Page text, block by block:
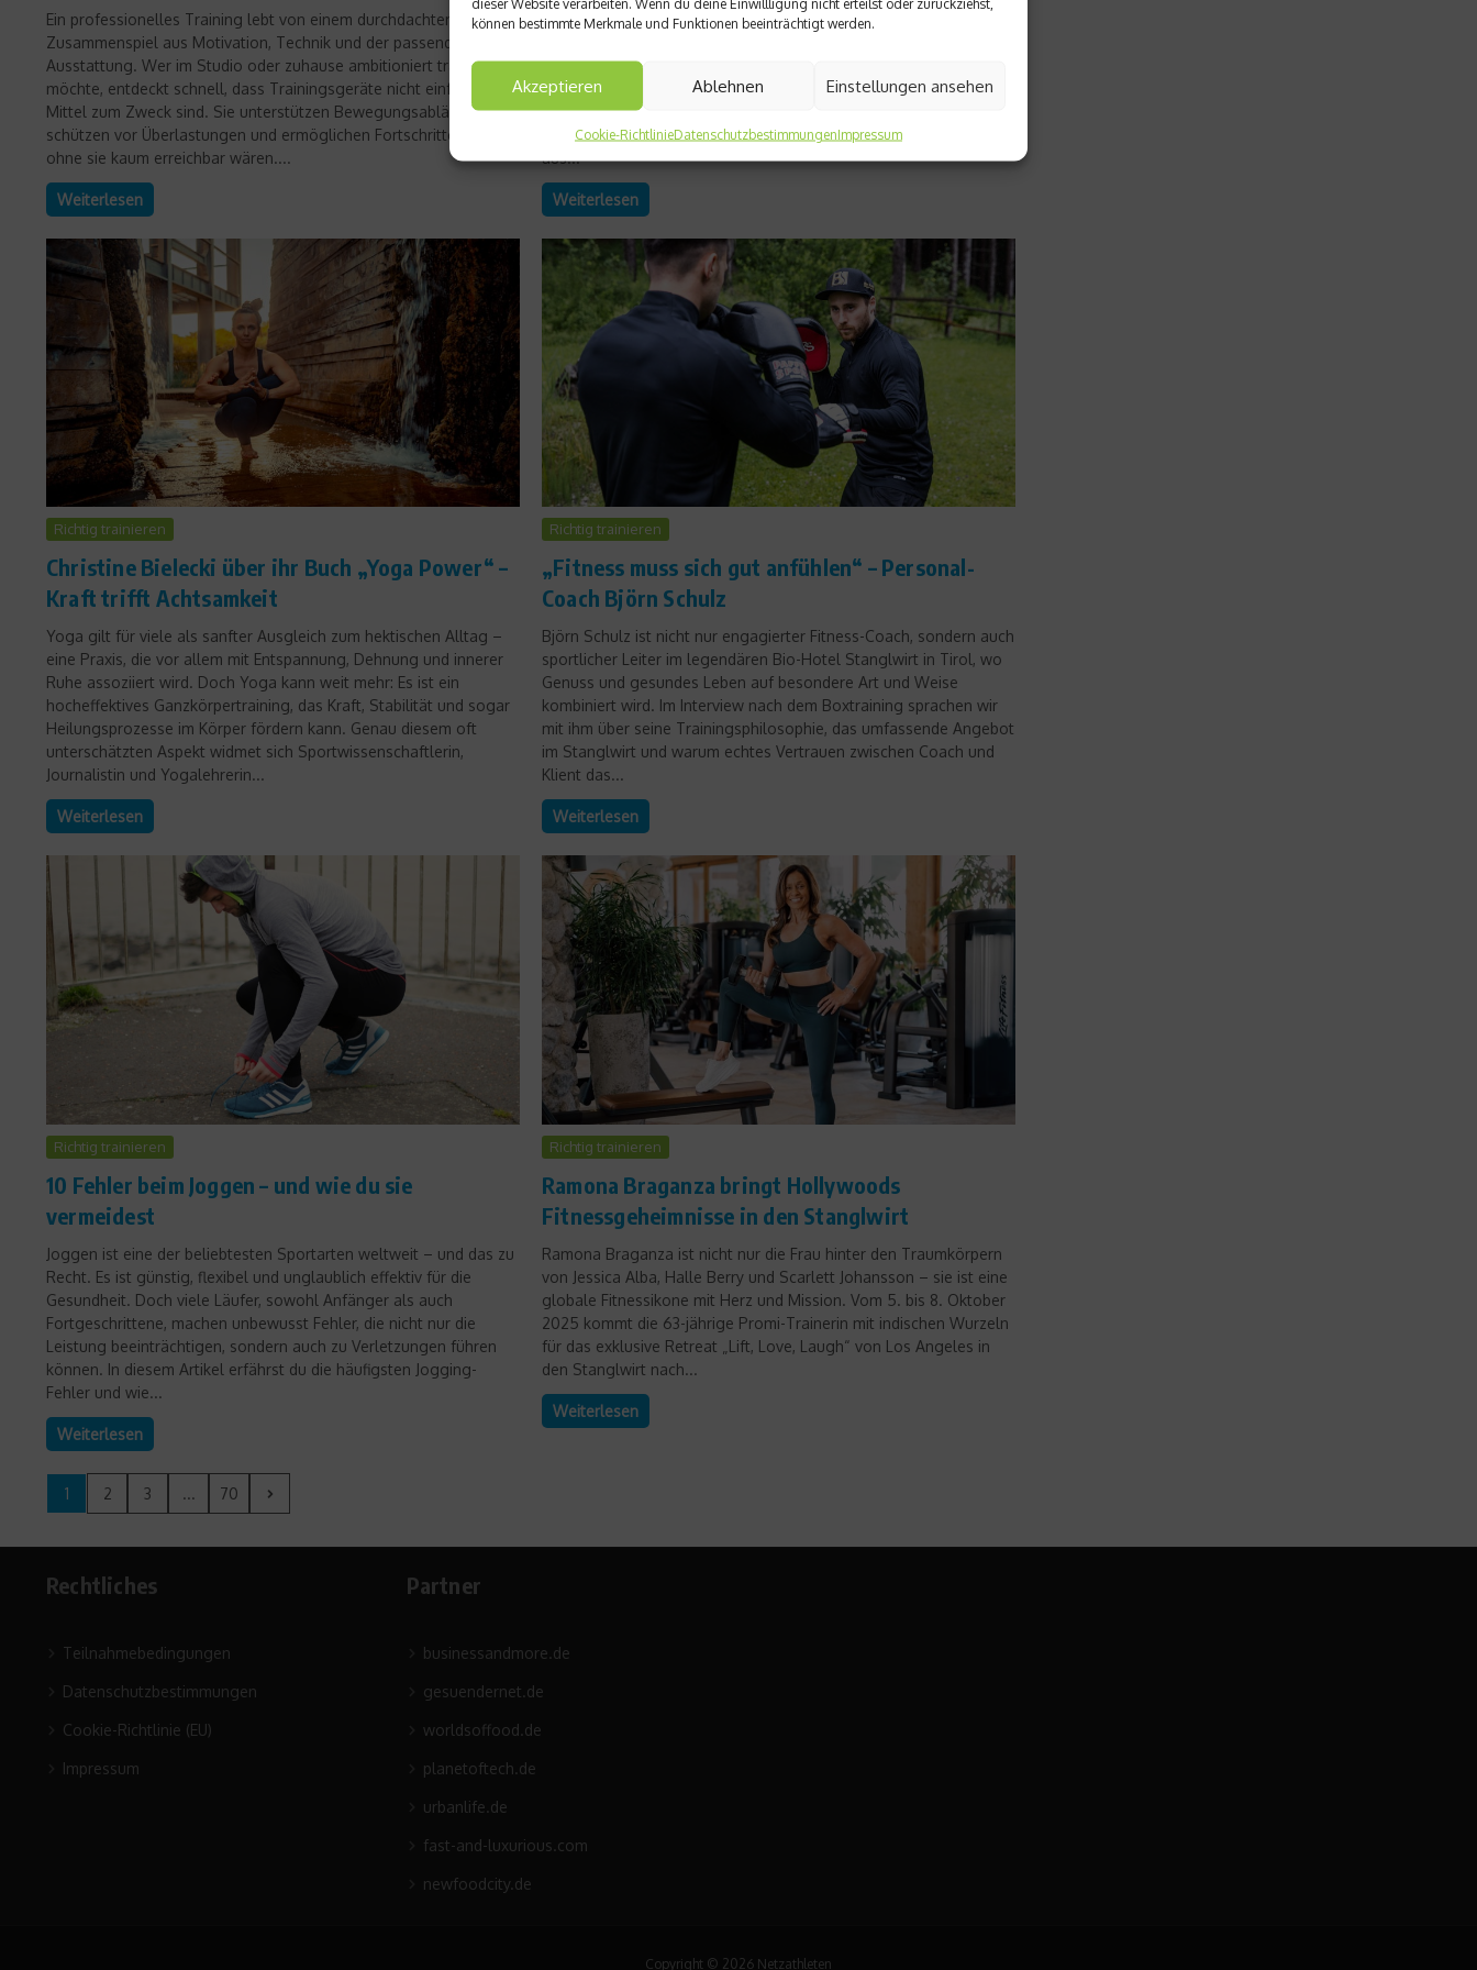
dieser Website verarbeiten. Wenn du deine Einwillligung nicht erteilst oder zurückziehst,
können bestimmte Merkmale und Funktionen beeinträchtigt werden.
Akzeptieren Ablehnen Einstellungen ansehen
Cookie-RichtlinieDatenschutzbestimmungenImpressum
Ein professionelles Training lebt von einem durchdachten
Zusammenspiel aus Motivation, Technik und der passenden
Ausstattung. Wer im Studio oder zuhause ambitioniert trainieren
möchte, entdeckt schnell, dass Trainingsgeräte nicht einfach nur
Mittel zum Zweck sind. Sie unterstützen Bewegungsabläufe,
schützen vor Überlastungen und ermöglichen Fortschritte, die
ohne sie kaum erreichbar wären....
Weiterlesen
Ein schneller Pass, ein präziser Schlag, ein geübter Blick – viele
Auge. Visuelle Leistungsfähigkeit ist ein oft unterschätzter Teil
des Trainings, obwohl sie entscheidend darüber bestimmt, wie
schnell Reize erkannt und Bewegungen umgesetzt werden. Ob im
Teamsport, beim Schießen oder im Alltag – das Zusammenspiel
aus...
Weiterlesen
Richtig trainieren
Christine Bielecki über ihr Buch „Yoga Power“ –
Kraft trifft Achtsamkeit
Yoga gilt für viele als sanfter Ausgleich zum hektischen Alltag –
eine Praxis, die vor allem mit Entspannung, Dehnung und innerer
Ruhe assoziiert wird. Doch Yoga kann weit mehr: Es ist ein
hocheffektives Ganzkörpertraining, das Kraft, Stabilität und sogar
Heilungsprozesse im Körper fördern kann. Genau diesem oft
unterschätzten Aspekt widmet sich Sportwissenschaftlerin,
Journalistin und Yogalehrerin...
Weiterlesen
Richtig trainieren
„Fitness muss sich gut anfühlen“ – Personal-
Coach Björn Schulz
Björn Schulz ist nicht nur engagierter Fitness-Coach, sondern auch
sportlicher Leiter im legendären Bio-Hotel Stanglwirt in Tirol, wo
Genuss und gesundes Leben auf besondere Art und Weise
kombiniert wird. Im Interview nach dem Boxtraining sprachen wir
mit ihm über seine Trainingsphilosophie, das umfassende Angebot
im Stanglwirt und warum echtes Vertrauen zwischen Coach und
Klient das...
Weiterlesen
Richtig trainieren
10 Fehler beim Joggen – und wie du sie
vermeidest
Joggen ist eine der beliebtesten Sportarten weltweit – und das zu
Recht. Es ist günstig, flexibel und unglaublich effektiv für die
Gesundheit. Doch viele Läufer, sowohl Anfänger als auch
Fortgeschrittene, machen unbewusst Fehler, die nicht nur die
Leistung beeinträchtigen, sondern auch zu Verletzungen führen
können. In diesem Artikel erfährst du die häufigsten Jogging-
Fehler und wie...
Weiterlesen
Richtig trainieren
Ramona Braganza bringt Hollywoods
Fitnessgeheimnisse in den Stanglwirt
Ramona Braganza ist nicht nur die Frau hinter den Traumkörpern
von Jessica Alba, Halle Berry und Scarlett Johansson – sie ist eine
globale Fitnessikone mit Herz und Mission. Vom 5. bis 8. Oktober
2025 kommt die 63-jährige Promi-Trainerin mit indischen Wurzeln
für das exklusive Retreat „Lift, Love, Laugh“ von Los Angeles in
den Stanglwirt nach...
Weiterlesen
1 2 3 ... 70
Rechtliches
Teilnahmebedingungen
Datenschutzbestimmungen
Cookie-Richtlinie (EU)
Impressum
Partner
businessandmore.de
gesuendernet.de
worldsoffood.de
planetoftech.de
urbanlife.de
fast-and-luxurious.com
newfoodcity.de
Copyright © 2026 Netzathleten